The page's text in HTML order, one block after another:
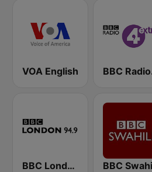
VOA English
BBC London BBC